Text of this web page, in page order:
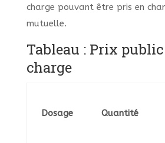
charge pouvant être pris en
mutuelle.
Tableau : Prix
charge
Dosage Quantité